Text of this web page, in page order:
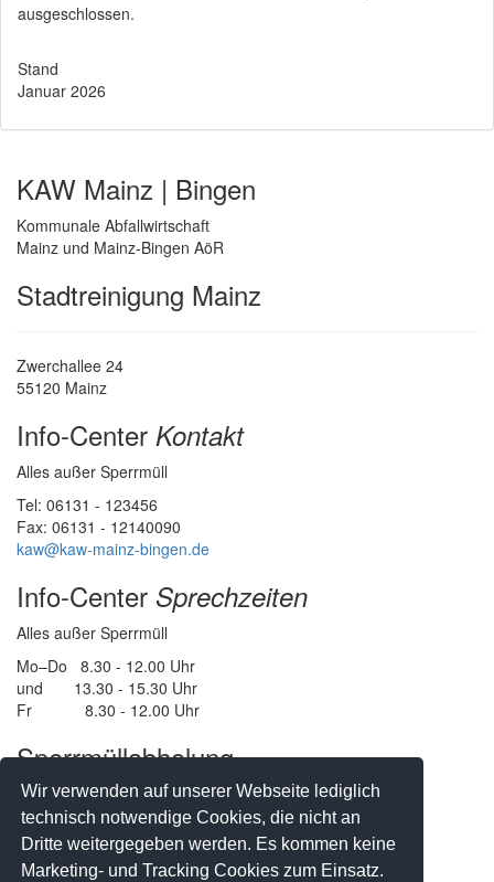
Wir verwenden auf unserer Webseite lediglich
technisch notwendige Cookies, die nicht an
Dritte weitergegeben werden. Es kommen keine
Marketing- und Tracking Cookies zum Einsatz.
ausgeschlossen.
Stand
Januar 2026
KAW Mainz | Bingen
Kommunale Abfallwirtschaft
Mainz und Mainz-Bingen AöR
Stadtreinigung Mainz
Zwerchallee 24
55120 Mainz
Info-Center Kontakt
Alles außer Sperrmüll
Tel: 06131 - 123456
Fax: 06131 - 12140090
kaw@kaw-mainz-bingen.de
Info-Center Sprechzeiten
Alles außer Sperrmüll
Mo–Do 8.30 - 12.00 Uhr
und 13.30 - 15.30 Uhr
Fr 8.30 - 12.00 Uhr
Sperrmüllabholung
Vereinbaren sie einen Termin
IN DER STADT MAINZ
Tel: 06131 - 123434
oderOnlineformular